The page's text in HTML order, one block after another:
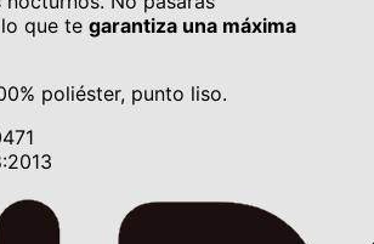
que te garantiza una máxima
poliéster, punto liso.